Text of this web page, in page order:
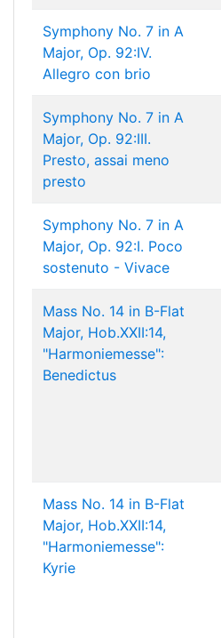
Symphony No. 7 in A
Major, Op. 92:IV.
Allegro con brio
Symphony No. 7 in A
Major, Op. 92:III.
Presto, assai meno
presto
Symphony No. 7 in A
Major, Op. 92:I. Poco
sostenuto - Vivace
Mass No. 14 in B-Flat
Major, Hob.XXII:14,
"Harmoniemesse":
Benedictus
Mass No. 14 in B-Flat
Major, Hob.XXII:14,
"Harmoniemesse":
Kyrie